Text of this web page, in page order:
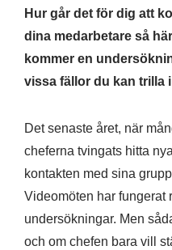
Hur går det för dig att
dina medarbetare så
kommer en
vissa fällor du kan trilla
Det senaste året, när
cheferna tvingats hitta
kontakten med sina
Videomöten har fungerat
undersökningar. Men
och om chefen bara vill